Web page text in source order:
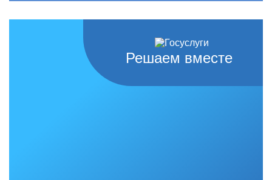
Решаем вместе